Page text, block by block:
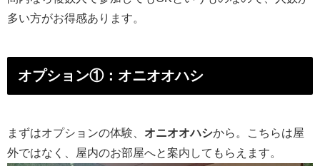
多い方がお得感あります。
オプション①：オニオオハシ
まずはオプションの体験、 オニオオハシから。こちらは屋
外ではなく、屋内のお部屋へと案内してもらえます。